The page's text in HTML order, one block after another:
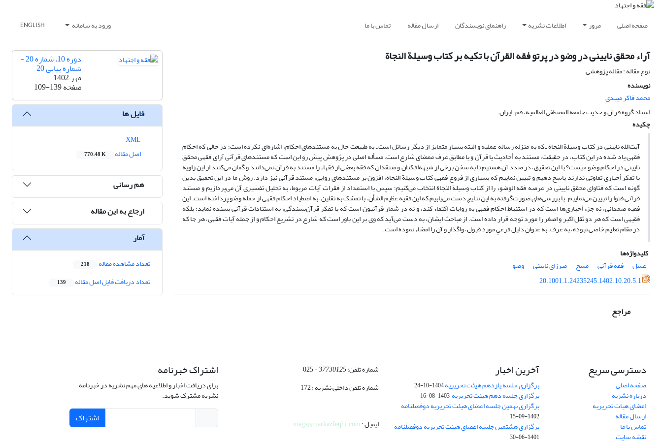
صفحه اصلی مرور اطلاعات نشریه راهنمای نویسندگان ارسال مقاله تماس با ما ورود به سامانه ENGLISH
آراء محقق نایینی در وضو در پرتو فقه القرآن با تکیه بر کتاب وسیلة النجاة
نوع مقاله : مقاله پژوهشی
نویسنده
محمد فاکر میبدی
استاد گروه قرآن و حدیث جامعة المصطفی العالمیة، قم، ایران.
چکیده
آیت‌الله نایینی در کتاب وسیلة النجاة ـ که به منزله رساله عملیه و البته بسیار متمایز از دیگر رسائل است ـ به طبیعت حال به مستندهای احکام، اشاره‌ای نکرده است؛ در حالی که احکام
فقهی یاد شده در این کتاب، در حقیقت، مستند به أحادیث یا قرآن و یا مطابق عرف ممضای شارع است. مسأله اصلی در پژوهش پیش رو این است که مستندهای قرآنی آرای فقهی محقق
نایینی در احکام وضو چیست؟ با این تحقیق، در صدد آن هستیم تا به سخن برخی از شبهه‌افکنان و منتقدان که فقه بعضی از فقهاء را مستند به قرآن نمی‌دانند و گمان می‌کنند از این زاویه
با تفکر أخباری تفاوتی ندارند پاسخ دهیم و تبیین نماییم که بسیاری از فروع فقهی کتاب وسیلة النجاة، افزون بر مستندهای روایی، مستند قرآنی نیز دارد. روش ما در این تحقیق بدین
گونه است که فتاوای محقق نایینی در عرصه فقه الوضوء را از کتاب وسیلة النجاة انتخاب می‌کنیم؛ سپس با استمداد از فقرات آیات مربوط، به تحلیل تفسیری آن می‌پردازیم و مستند
قرآنی فتوا را تبیین می‌نماییم. با بررسی‌های صورت‌گرفته به این نتایج دست می‌یابیم که این فقیه عظیم الشأن، با تمسّک به ثقلین، به اصطیاد احکام فقهی از جمله وضو پرداخته است. این
فقیه صمدانی، نه جزء أخباری‌ها است که در استنباط احکام فقهی به روایات اکتفاء کند، و نه در شمار قرآنیون است که با تفکر قرآن‌بسندگی، به استنادات قرآنی بسنده نماید؛ بلکه
فقیهی است که هر دو ثقل اکبر و اصغر را مورد توجه قرار داده است. از مباحث ایشان، به دست می‌آید که وی بر این باور است که شارع در تشریع احکام و از جمله آیات فقهی، هر جا که
در مقام تعلیم خاصی نبوده، به عرف، به عنوان دلیل فرعیِ مورد قبول، واگذار و آن را امضاء نموده است.
کلیدواژه‌ها
غَسل
فقه قرآنی مَسح میرزای نایینی
وضو
20.1001.1.24235245.1402.10.20.5.1
مراجع
دوره 10، شماره 20 -
شماره پیاپی 20
مهر 1402
صفحه109-139
فایل ها
اصل مقاله
770.48 K
هم رسانی
ارجاع به این مقاله
آمار
تعداد مشاهده مقاله 218
تعداد دریافت فایل اصل مقاله 139
دسترسی سریع
صفحه اصلی
درباره نشریه
اعضای هیات تحریریه
ارسال مقاله
تماس با ما
نقشه سایت
آخرین اخبار
برگزاری جلسه یازدهم هیئت تحریریه1404-10-24
برگزاری جلسه دهم هیئت تحریریه 1403-08-16
برگزاری نهمین جلسه اعضای هیئت تحریریه دوفصلنامه
1402-09-15
برگزاری هشتمین جلسه اعضای هیئت تحریریه دوفصلنامه
1401-06-30
شماره تلفن:37730125
- 025
شماره تلفن داخلی نشریه : 172
ایمیل :mags@markazfeqhi.com
اشتراک خبرنامه
برای دریافت اخبار و اطلاعیه های مهم نشریه در خبرنامه
نشریه مشترک شوید.
اشتراک